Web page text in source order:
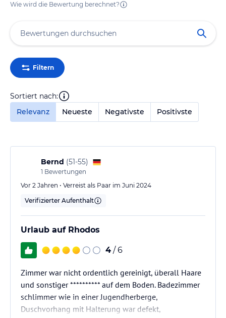
Wie wird die Bewertung berechnet?
Filtern
Sortiert nach:
Relevanz
Neueste Negativste Positivste
Bernd (51-55)
1 Bewertungen
Vor 2 Jahren • Verreist als Paar im Juni 2024
Verifizierter Aufenthalt
Urlaub auf Rhodos
4 / 6
Zimmer war nicht ordentlich gereinigt, überall Haare
und sonstiger ********** auf dem Boden. Badezimmer
schlimmer wie in einer Jugendherberge,
Duschvorhang mit Halterung war defekt,